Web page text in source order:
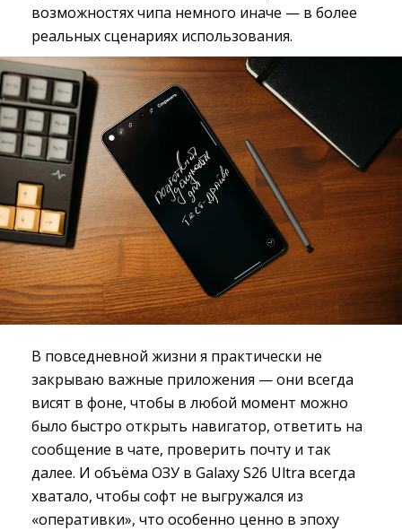
возможностях чипа немного иначе — в более
реальных сценариях использования.
В повседневной жизни я практически не
закрываю важные приложения — они всегда
висят в фоне, чтобы в любой момент можно
было быстро открыть навигатор, ответить на
сообщение в чате, проверить почту и так
далее. И объёма ОЗУ в Galaxy S26 Ultra всегда
хватало, чтобы софт не выгружался из
«оперативки», что особенно ценно в эпоху